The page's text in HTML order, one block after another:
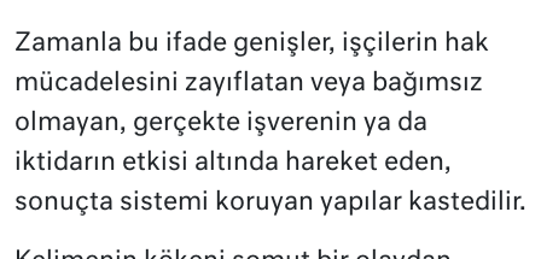
Zamanla bu ifade genişler, işçilerin hak
mücadelesini zayıflatan veya bağımsız
olmayan, gerçekte işverenin ya da
iktidarın etkisi altında hareket eden,
sonuçta sistemi koruyan yapılar kastedilir.